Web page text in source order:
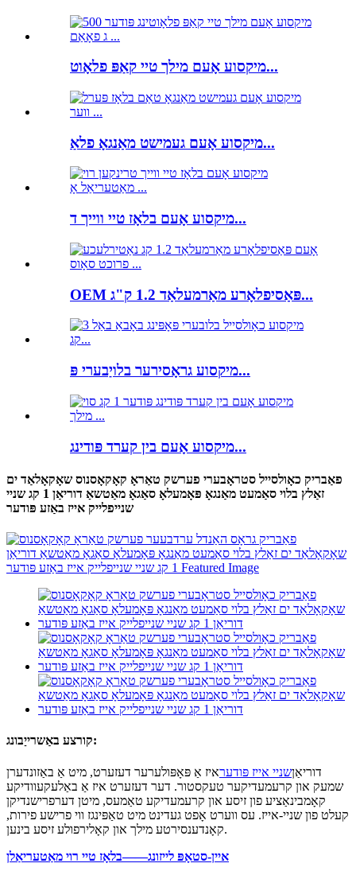
מיקסוע אָעם מילך טיי קאַפּ פלאָוט...
מיקסוע אָעם געמישט מאַנגאָ פלאַ...
מיקסוע אָעם בלאָז טיי ווייך ד...
OEM פּאַסיפלאָרע מאַרמעלאַד 1.2 ק"ג...
מיקסוע גראָסירער בלויַבערי פּ...
מיקסוע אָעם בין קערד פּודינג...
פאַבריק כאָולסייל סטראָבערי פערשק טאַראָ קאָקאָסנוס שאָקאָלאַד ים
זאַלץ בלוי סאַמעט מאַנגאָ פּאָמעלאָ סאַגאָ מאַטשאַ דוריאַן 1 קג שניי
שנייפלייק אייז באַזע פּודער
קורצע באַשרייַבונג:
דוריאַןשניי אייז פּודעראיז אַ פּאָפּולערער דעזערט, מיט אַ באַזונדערן
שמעק און קרעמעדיקער טעקסטור. דער דעזערט איז אַ באַלעקעוודיקע
קאָמבינאַציע פון ​​זיסע און קרעמעדיקע טאַמעס, מיטן דערפרישנדיקן
קעלט פון שניי-אייז. עס ווערט אָפט געדינט מיט טאַפּינגז ווי פרישע פירות,
קאָנדענסירטע מילך און קאָלירפולע זיסע בינען.
איין-סטאָפּ לייזונג——בלאָז טיי רוי מאַטעריאַלן